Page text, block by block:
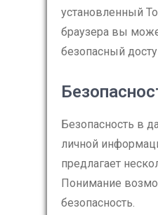
установленный
браузера вы
безопасный
Безопасность в
личной
предлагает
Понимание
безопасность.